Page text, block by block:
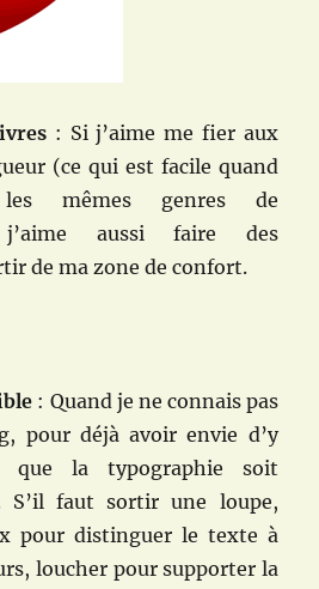
: Si j’aime me fier aux
(ce qui est facile quand
mêmes genres de
j’aime aussi faire des
de ma zone de confort.
: Quand je ne connais pas
pour déjà avoir envie d’y
la typographie soit
S’il faut sortir une loupe,
pour distinguer le texte à
loucher pour supporter la